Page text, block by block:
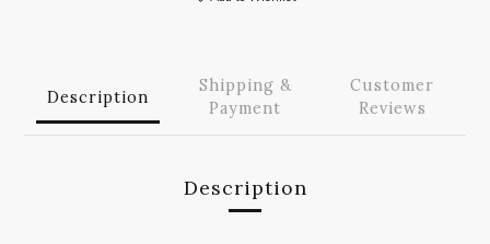
Description
Shipping &
Payment
Customer
Reviews
Description